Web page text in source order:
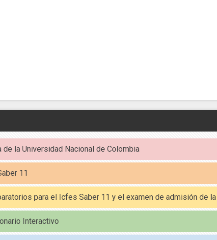
la Universidad Nacional de Colombia
11
para el Icfes Saber 11 y el examen de admisión de
Interactivo